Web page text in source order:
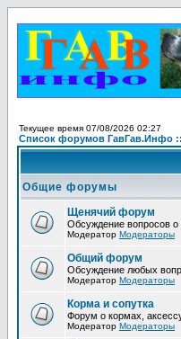
Текущее время 07/08/2026 02:27
Список форумов ГавГав.Инфо
Общие форумы
Щенячий форум
Обсуждение вопросов
Модератор Модераторы
Общий форум
Обсуждение любых
Модератор Модераторы
Корма и сопутка
Форум о кормах,
Модератор Модераторы